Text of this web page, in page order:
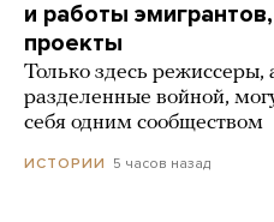
и работы
проекты
Только здесь режиссеры,
разделенные войной,
себя одним сообществом
ИСТОРИИ 5 часов назад